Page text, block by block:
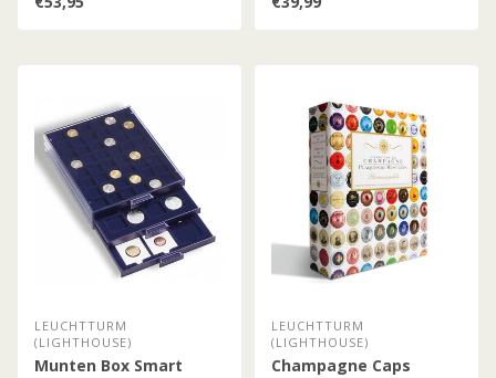
LEUCHTTURM
(LIGHTHOUSE)
Munten Box Smart
LEUCHTTURM
(LIGHTHOUSE)
Champagne Caps